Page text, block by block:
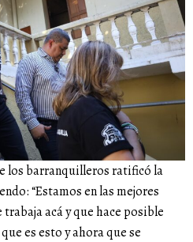
los barranquilleros ratificó la
“Estamos en las mejores
acá y que hace posible
es esto y ahora que se